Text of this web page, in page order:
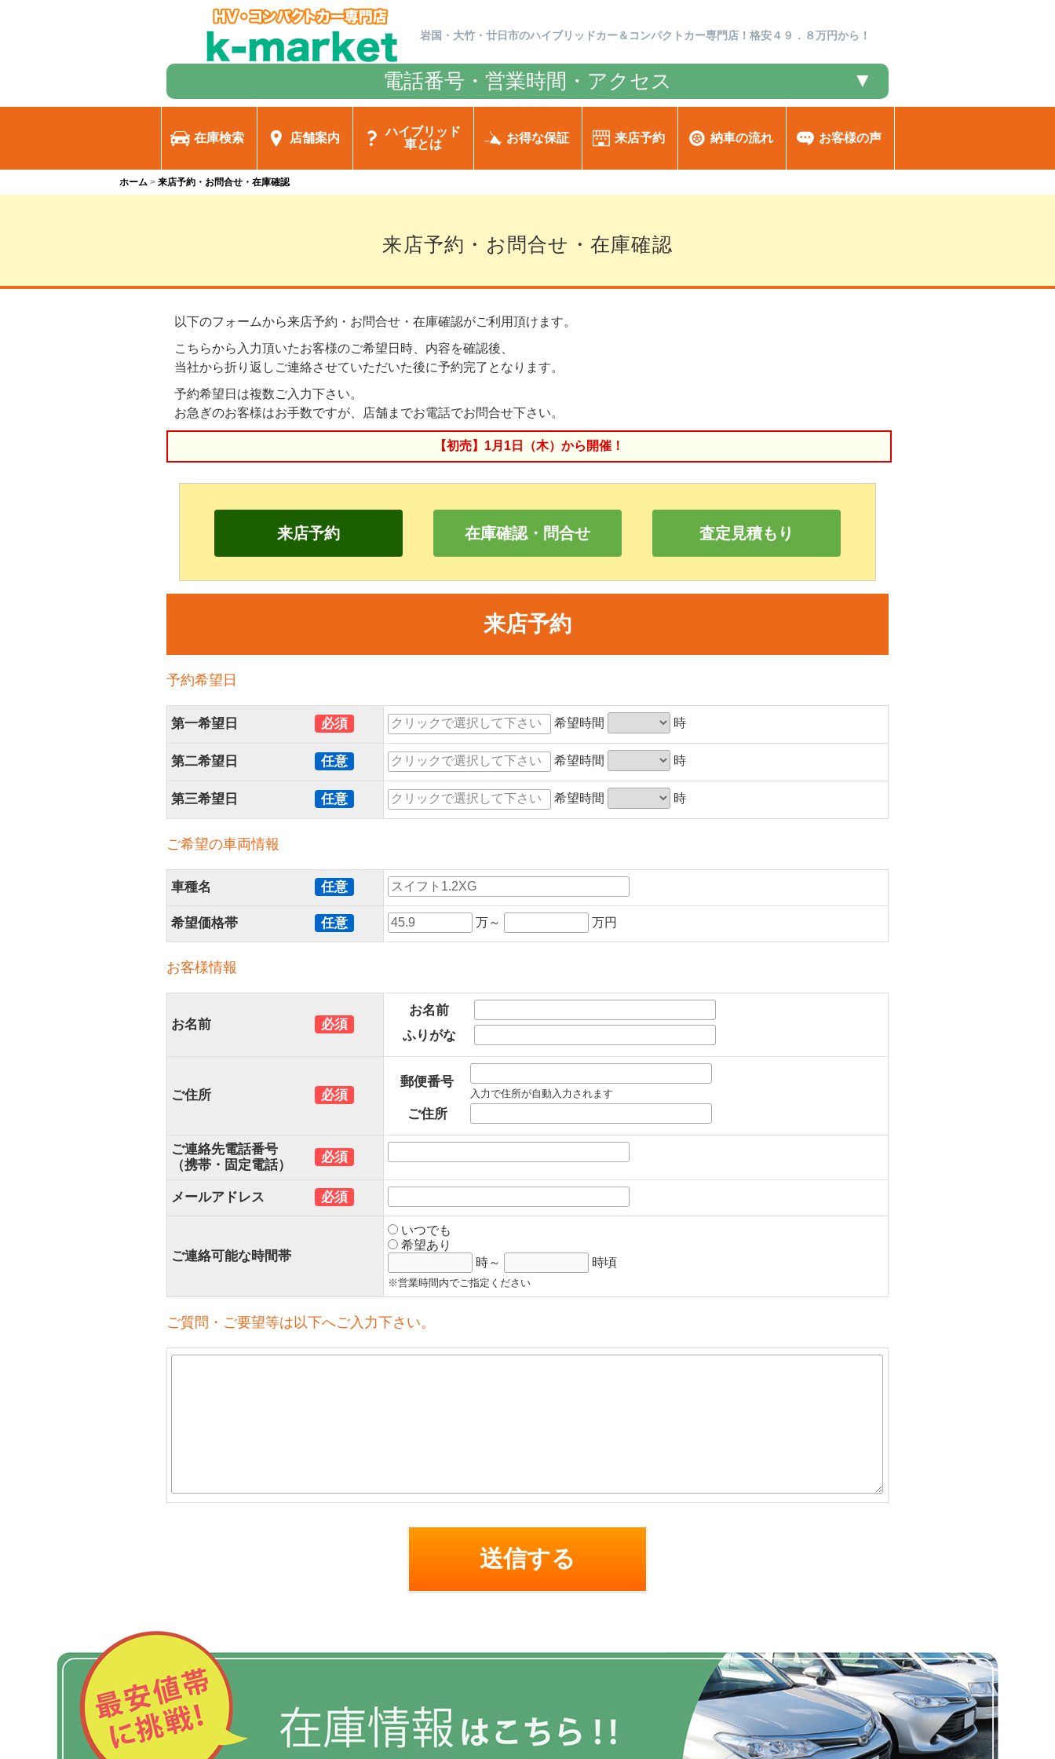
岩国・大竹・廿日市のハイブリッドカー＆コンパクトカー専門店！格安４９．８万円から！
電話番号・営業時間・アクセス ▼
在庫検索 店舗案内
ハイブリッド
車とは
お得な保証 来店予約 納車の流れ お客様の声
ホーム 来店予約・お問合せ・在庫確認
来店予約・お問合せ・在庫確認
以下のフォームから来店予約・お問合せ・在庫確認がご利用頂けます。
こちらから入力頂いたお客様のご希望日時、内容を確認後、
当社から折り返しご連絡させていただいた後に予約完了となります。
予約希望日は複数ご入力下さい。
お急ぎのお客様はお手数ですが、店舗までお電話でお問合せ下さい。
【初売】1月1日（木）から開催！
来店予約 在庫確認・問合せ 査定見積もり
来店予約
予約希望日
第一希望日 必須 希望時間 時
第二希望日 任意 希望時間 時
第三希望日 任意 希望時間 時
ご希望の車両情報
車種名 任意
希望価格帯 任意 万～ 万円
お客様情報
お名前 必須
お名前
ふりがな
ご住所 必須
郵便番号
入力で住所が自動入力されます
ご住所
ご連絡先電話番号
（携帯・固定電話）
必須
メールアドレス 必須
ご連絡可能な時間帯
いつでも
希望あり
時～
時頃
※営業時間内でご指定ください
ご質問・ご要望等は以下へご入力下さい。